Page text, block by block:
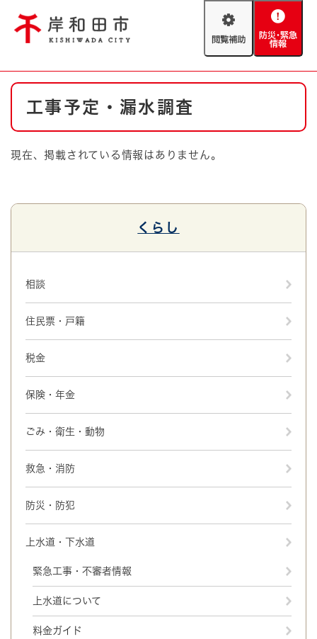
閲
助
防
緊
やさしい日本語
背景色変更
とじる
防災・緊急情報 救急・消防
ハザードマップ AED設置箇所
本
工事予定・漏水調査
現在、掲載されている情報はありません。
くらし
相談
住民票・戸籍
税金
保険・年金
ごみ・衛生・動物
救急・消防
防災・防犯
上水道・下水道
緊急工事・不審者情報
上水道について
料金ガイド